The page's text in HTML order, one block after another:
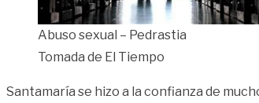
Abuso sexual – Pedrastia
Tomada de El Tiempo
Santamaría se hizo a la confianza de